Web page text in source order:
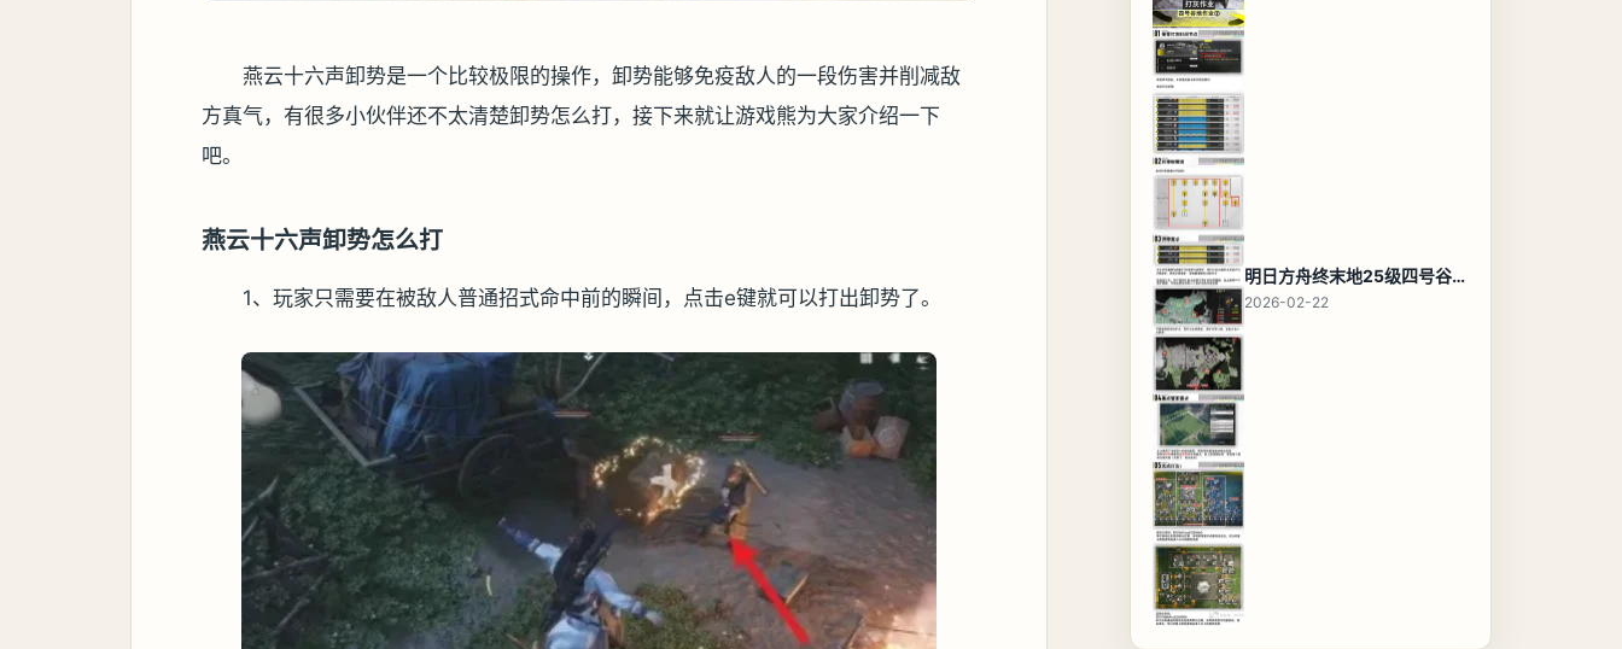
燕云十六声卸势是一个比较极限的操作，卸势能够免疫敌人的一段伤害并削减敌
方真气，有很多小伙伴还不太清楚卸势怎么打，接下来就让游戏熊为大家介绍一下
吧。
燕云十六声卸势怎么打
1、玩家只需要在被敌人普通招式命中前的瞬间，点击e键就可以打出卸势了。
明日方舟终末地25级四号谷地基地蓝图，高效布局规划
2026-02-22